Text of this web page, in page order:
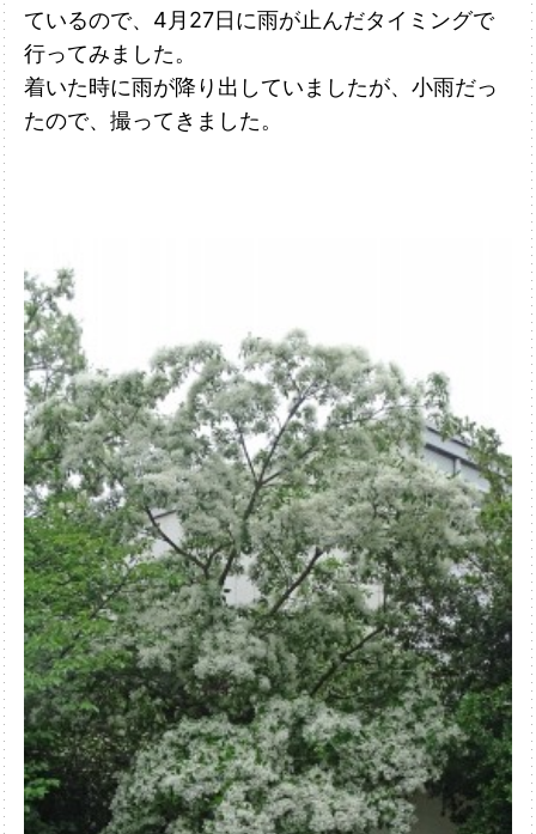
ているので、4月27日に雨が止んだタイミングで
行ってみました。
着いた時に雨が降り出していましたが、小雨だっ
たので、撮って きました。